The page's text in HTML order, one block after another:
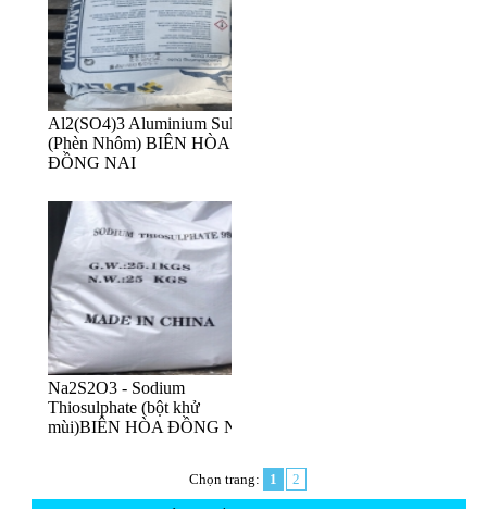
Al2(SO4)3 Aluminium Sulfat
(Phèn Nhôm) BIÊN HÒA
ĐỒNG NAI
Na2S2O3 - Sodium
Thiosulphate (bột khử
mùi)BIÊN HÒA ĐỒNG NAI
Chọn trang: 1 2